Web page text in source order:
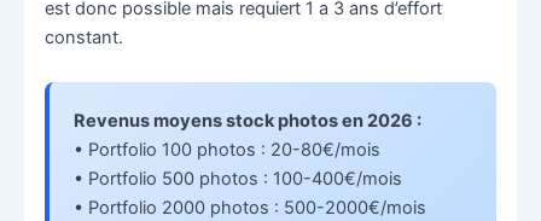
est donc possible mais requiert 1 a 3 ans d’effort
constant.
Revenus moyens stock photos en 2026 :
• Portfolio 100 photos : 20-80€/mois
• Portfolio 500 photos : 100-400€/mois
• Portfolio 2000 photos : 500-2000€/mois